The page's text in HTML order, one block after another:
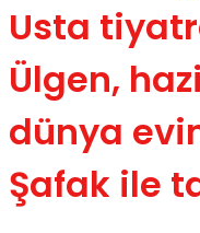
No Result
View All Result
Usta
Ülgen,
dünya
Şafak ile